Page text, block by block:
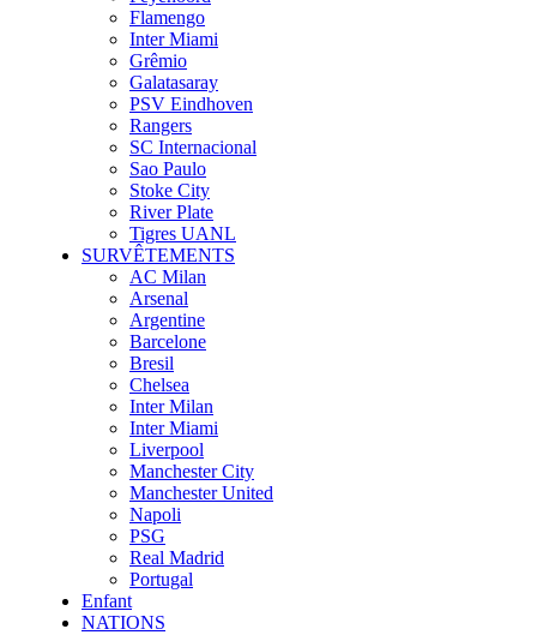
Flamengo
Inter Miami
Grêmio
Galatasaray
PSV Eindhoven
Rangers
SC Internacional
Sao Paulo
Stoke City
River Plate
Tigres UANL
SURVÊTEMENTS
AC Milan
Arsenal
Argentine
Barcelone
Bresil
Chelsea
Inter Milan
Inter Miami
Liverpool
Manchester City
Manchester United
Napoli
PSG
Real Madrid
Portugal
Enfant
NATIONS